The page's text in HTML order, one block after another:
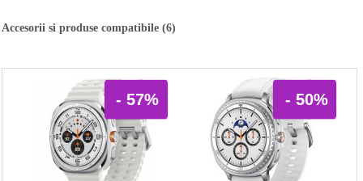
Accesorii si produse compatibile (6)
- 57% - 50%